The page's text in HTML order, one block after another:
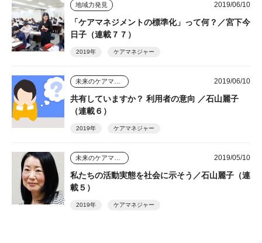
地域力発見 2019/06/10
「ケアマネジメントの標準化」って何？／宮下今
日子（連載７７）
2019年 ケアマネジャー
2019/06/10
共有していますか？ 利用者の意向 ／石山麗子
（連載６）
2019年 ケアマネジャー
2019/05/10
私たちの活動実態を社会に示そう／石山麗子（連
載５）
2019年 ケアマネジャー